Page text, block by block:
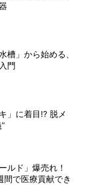
槽」から始める、
門
」に着目!? 脱メ
ルド」爆売れ！
間で医療貢献でき